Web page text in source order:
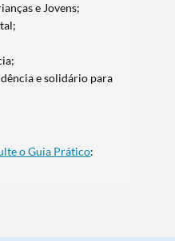
e Jovens;
e solidário para
o Guia Prático: